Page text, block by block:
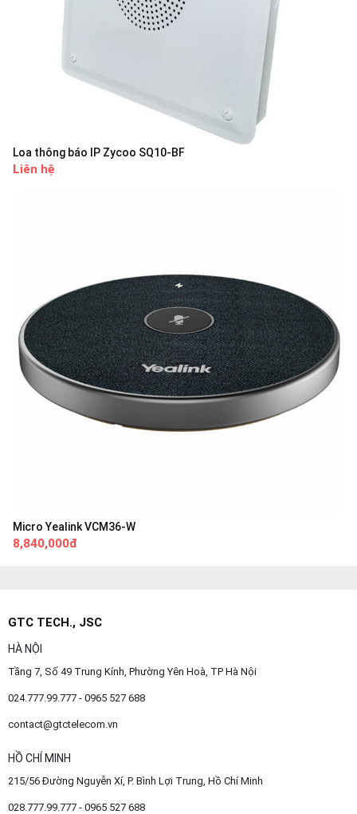
Loa thông báo IP Zycoo SQ10-BF
Liên hệ
Micro Yealink VCM36-W
8,840,000đ
GTC TECH., JSC
HÀ NỘI
Tầng 7, Số 49 Trung Kính, Phường Yên Hoà, TP Hà Nội
024.777.99.777 - 0965 527 688
contact@gtctelecom.vn
HỒ CHÍ MINH
215/56 Đường Nguyễn Xí, P. Bình Lợi Trung, Hồ Chí Minh
028.777.99.777 - 0965 527 688